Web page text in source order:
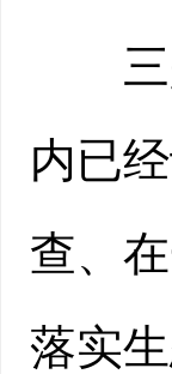
三是
内已
查、
落实